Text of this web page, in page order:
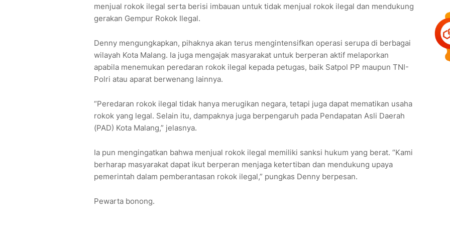
menjual rokok ilegal serta berisi imbauan untuk tidak menjual rokok ilegal dan mendukung
gerakan Gempur Rokok Ilegal.
Denny mengungkapkan, pihaknya akan terus mengintensifkan operasi serupa di berbagai
wilayah Kota Malang. Ia juga mengajak masyarakat untuk berperan aktif melaporkan
apabila menemukan peredaran rokok ilegal kepada petugas, baik Satpol PP maupun TNI-
Polri atau aparat berwenang lainnya.
“Peredaran rokok ilegal tidak hanya merugikan negara, tetapi juga dapat mematikan usaha
rokok yang legal. Selain itu, dampaknya juga berpengaruh pada Pendapatan Asli Daerah
(PAD) Kota Malang,” jelasnya.
Ia pun mengingatkan bahwa menjual rokok ilegal memiliki sanksi hukum yang berat. “Kami
berharap masyarakat dapat ikut berperan menjaga ketertiban dan mendukung upaya
pemerintah dalam pemberantasan rokok ilegal,” pungkas Denny berpesan.
Pewarta bonong.